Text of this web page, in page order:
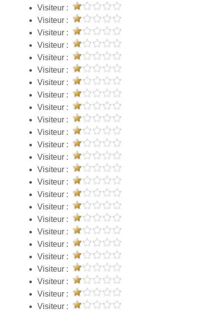
Visiteur :
Visiteur :
Visiteur :
Visiteur :
Visiteur :
Visiteur :
Visiteur :
Visiteur :
Visiteur :
Visiteur :
Visiteur :
Visiteur :
Visiteur :
Visiteur :
Visiteur :
Visiteur :
Visiteur :
Visiteur :
Visiteur :
Visiteur :
Visiteur :
Visiteur :
Visiteur :
Visiteur :
Visiteur :